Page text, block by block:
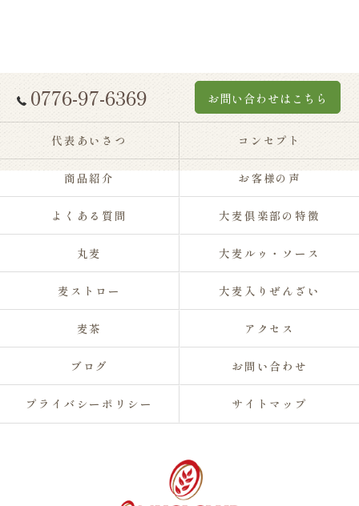
0776-97-6369 お問い合わせはこちら
代表あいさつ コンセプト
商品紹介 お客様の声
よくある質問 大麦倶楽部の特徴
丸麦 大麦ルゥ・ソース
麦ストロー 大麦入りぜんざい
麦茶 アクセス
ブログ お問い合わせ
プライバシーポリシー サイトマップ